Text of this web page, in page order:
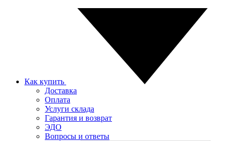
Как купить
Доставка
Оплата
Услуги склада
Гарантия и возврат
ЭДО
Вопросы и ответы